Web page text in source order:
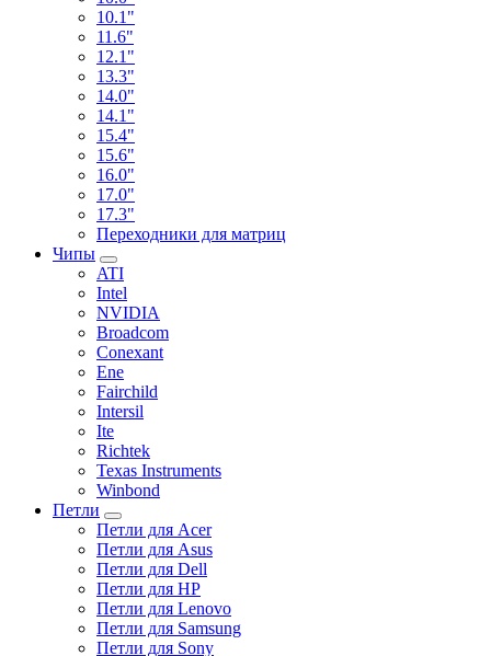
10.1"
11.6"
12.1"
13.3"
14.0"
14.1"
15.4"
15.6"
16.0"
17.0"
17.3"
Переходники для матриц
Чипы
ATI
Intel
NVIDIA
Broadcom
Conexant
Ene
Fairchild
Intersil
Ite
Richtek
Texas Instruments
Winbond
Петли
Петли для Acer
Петли для Asus
Петли для Dell
Петли для HP
Петли для Lenovo
Петли для Samsung
Петли для Sony